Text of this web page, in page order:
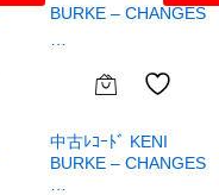
中古ﾚｺｰﾄﾞ KENI
BURKE – CHANGES